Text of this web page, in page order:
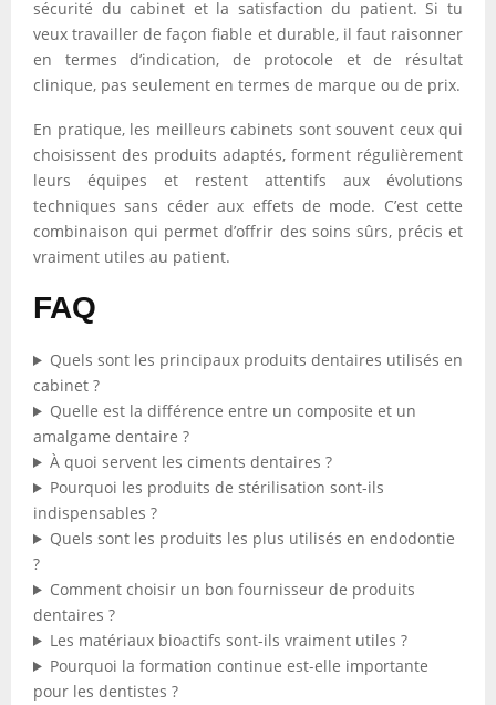
sécurité du cabinet et la satisfaction du patient. Si tu
veux travailler de façon fiable et durable, il faut raisonner
en termes d’indication, de protocole et de résultat
clinique, pas seulement en termes de marque ou de prix.
En pratique, les meilleurs cabinets sont souvent ceux qui
choisissent des produits adaptés, forment régulièrement
leurs équipes et restent attentifs aux évolutions
techniques sans céder aux effets de mode. C’est cette
combinaison qui permet d’offrir des soins sûrs, précis et
vraiment utiles au patient.
FAQ
Quels sont les principaux produits dentaires utilisés en
cabinet ?
Quelle est la différence entre un composite et un
amalgame dentaire ?
À quoi servent les ciments dentaires ?
Pourquoi les produits de stérilisation sont-ils
indispensables ?
Quels sont les produits les plus utilisés en endodontie
?
Comment choisir un bon fournisseur de produits
dentaires ?
Les matériaux bioactifs sont-ils vraiment utiles ?
Pourquoi la formation continue est-elle importante
pour les dentistes ?